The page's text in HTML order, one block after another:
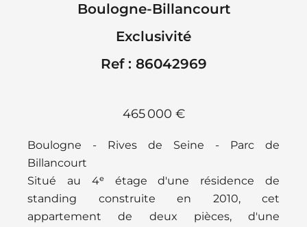
Boulogne-Billancourt
Exclusivité
Ref : 86042969
465 000 €
Boulogne - Rives de Seine - Parc de
Billancourt
Situé au 4ᵉ étage d'une résidence de
standing construite en 2010, cet
appartement de deux pièces, d'une